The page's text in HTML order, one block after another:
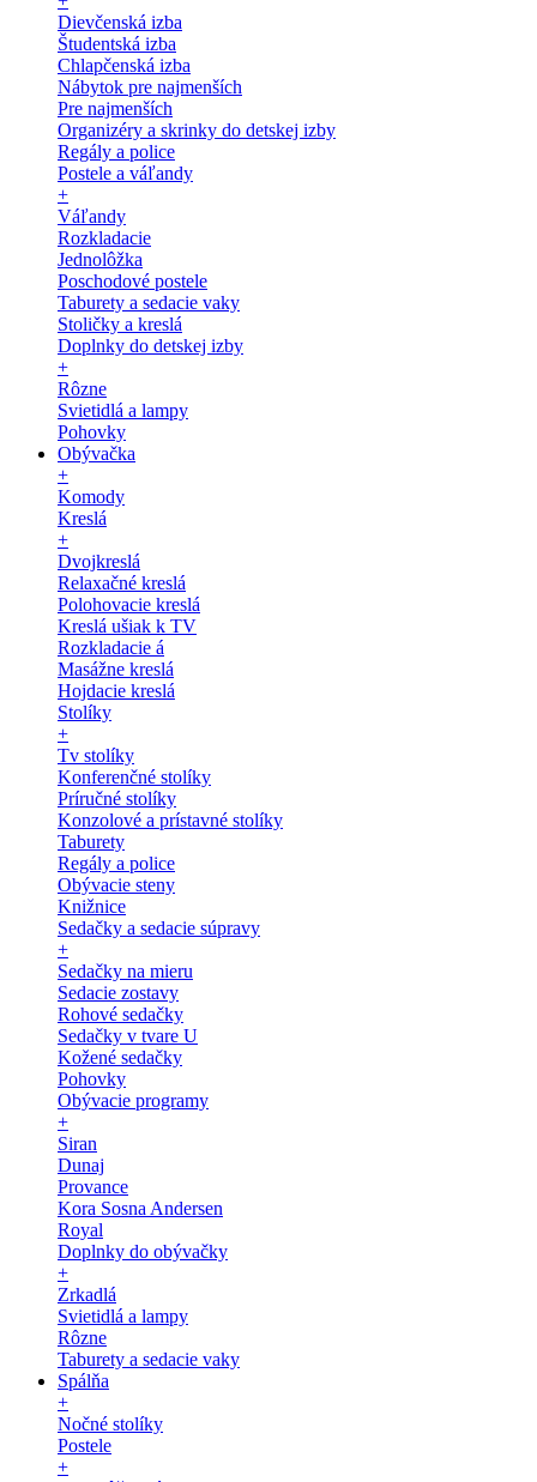
Dievčenská izba
Študentská izba
Chlapčenská izba
Nábytok pre najmenších
Pre najmenších
Organizéry a skrinky do detskej izby
Regály a police
Postele a váľandy
+
Váľandy
Rozkladacie
Jednolôžka
Poschodové postele
Taburety a sedacie vaky
Stoličky a kreslá
Doplnky do detskej izby
+
Rôzne
Svietidlá a lampy
Pohovky
Obývačka
+
Komody
Kreslá
+
Dvojkreslá
Relaxačné kreslá
Polohovacie kreslá
Kreslá ušiak k TV
Rozkladacie á
Masážne kreslá
Hojdacie kreslá
Stolíky
+
Tv stolíky
Konferenčné stolíky
Príručné stolíky
Konzolové a prístavné stolíky
Taburety
Regály a police
Obývacie steny
Knižnice
Sedačky a sedacie súpravy
+
Sedačky na mieru
Sedacie zostavy
Rohové sedačky
Sedačky v tvare U
Kožené sedačky
Pohovky
Obývacie programy
+
Siran
Dunaj
Provance
Kora Sosna Andersen
Royal
Doplnky do obývačky
+
Zrkadlá
Svietidlá a lampy
Rôzne
Taburety a sedacie vaky
Spálňa
+
Nočné stolíky
Postele
+